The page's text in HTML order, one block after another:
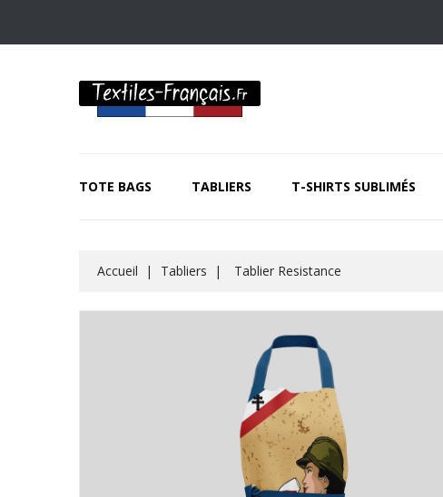
TOTE BAGS TABLIERS T-SHIRTS SUBLIMÉS
Accueil Tabliers Tablier Resistance